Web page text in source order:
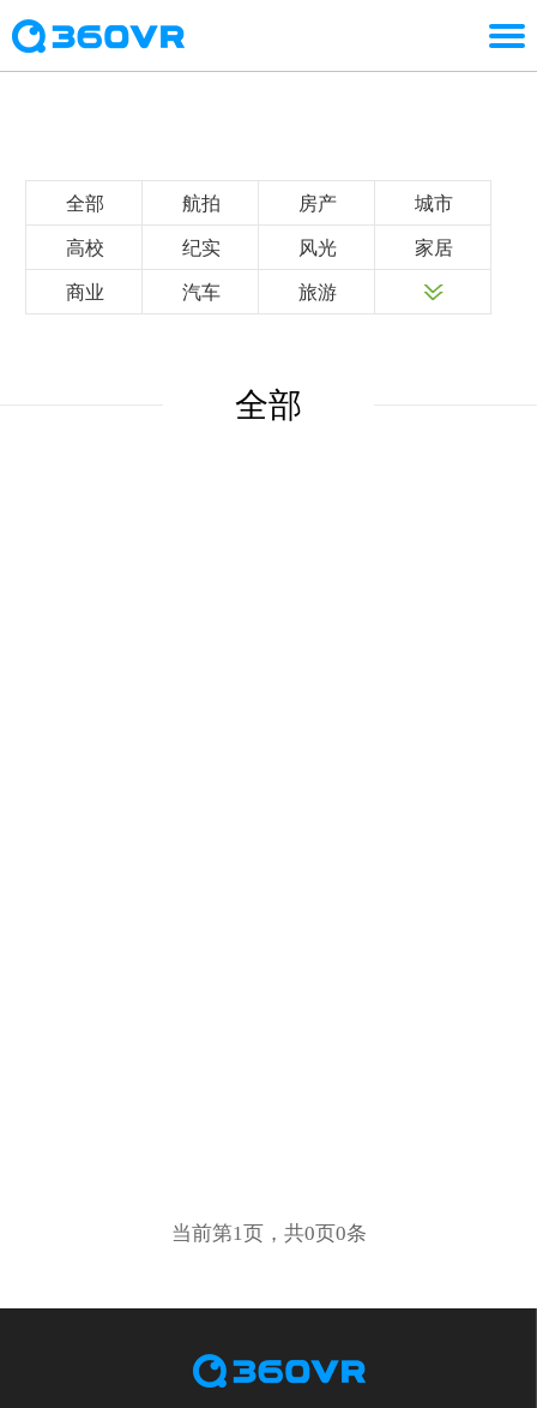
全部 航拍 房产 城市
高校 纪实 风光 家居
商业 汽车 旅游
全部
当前第1页，共0页0条